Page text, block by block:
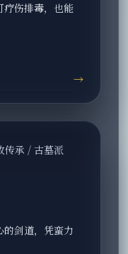
疗伤排毒，也能
→
传承 / 古墓派
剑道，凭蛮力